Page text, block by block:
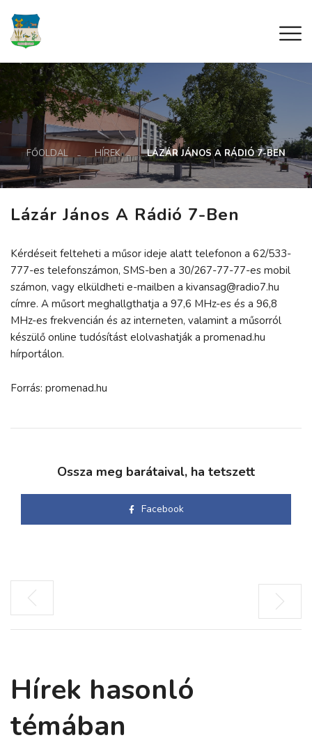
FŐOLDAL HÍREK LÁZÁR JÁNOS A RÁDIÓ 7-BEN
Lázár János A Rádió 7-Ben
Kérdéseit felteheti a műsor ideje alatt telefonon a 62/533-
777-es telefonszámon, SMS-ben a 30/267-77-77-es mobil
számon, vagy elküldheti e-mailben a kivansag@radio7.hu
címre. A műsort meghallgthatja a 97,6 MHz-es és a 96,8
MHz-es frekvencián és az interneten, valamint a műsorról
készülő online tudósítást elolvashatják a promenad.hu
hírportálon.
Forrás: promenad.hu
Ossza meg barátaival, ha tetszett
Facebook
Hírek hasonló
témában